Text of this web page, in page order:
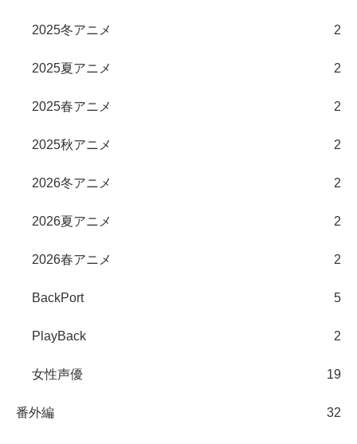
2025冬アニメ 2
2025夏アニメ 2
2025春アニメ 2
2025秋アニメ 2
2026冬アニメ 2
2026夏アニメ 2
2026春アニメ 2
BackPort 5
PlayBack 2
女性声優 19
番外編 32